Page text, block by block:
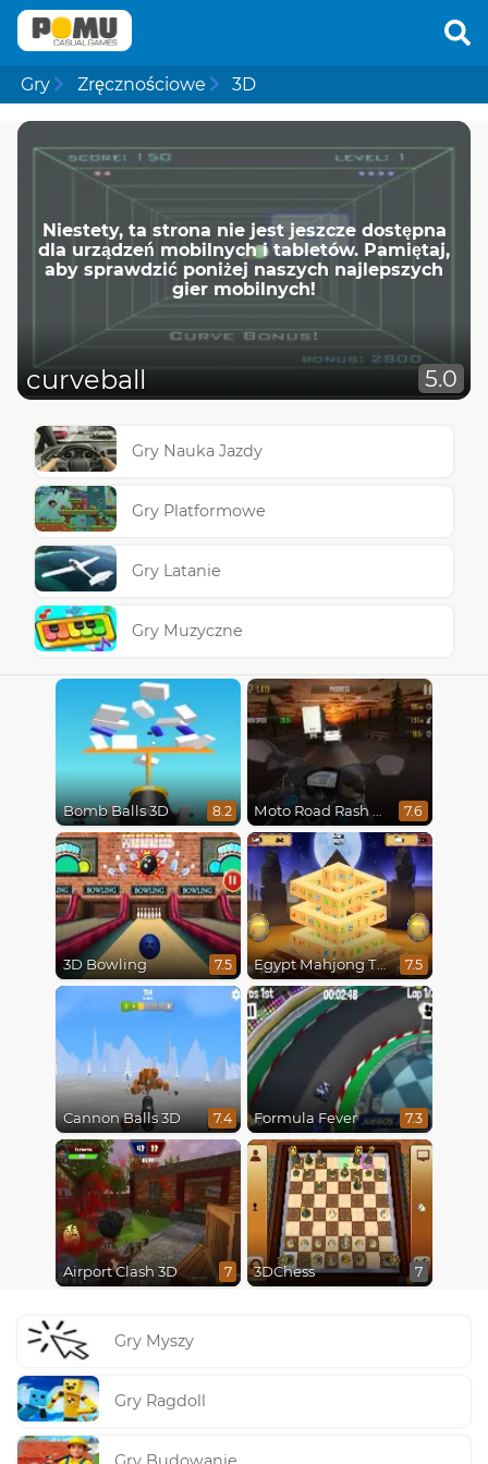
Gry Zręcznościowe 3D
Niestety, ta strona nie jest jeszcze dostępna
dla urządzeń mobilnych i tabletów. Pamiętaj,
aby sprawdzić poniżej naszych najlepszych
gier mobilnych!
curveball 5.0
Gry Nauka Jazdy
Gry Platformowe
Gry Latanie
Gry Muzyczne
Bomb Balls 3D 8.2 Moto Road Rash 3D 7.6
3D Bowling 7.5 Egypt Mahjong Triple Dimensions 7.5
Cannon Balls 3D 7.4 Formula Fever 7.3
Airport Clash 3D 7 3DChess 7
Gry Myszy
Gry Ragdoll